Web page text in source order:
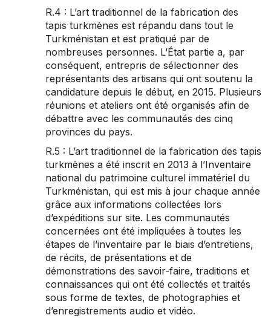
R.4 : L’art traditionnel de la fabrication des
tapis turkmènes est répandu dans tout le
Turkménistan et est pratiqué par de
nombreuses personnes. L’État partie a, par
conséquent, entrepris de sélectionner des
représentants des artisans qui ont soutenu la
candidature depuis le début, en 2015. Plusieurs
réunions et ateliers ont été organisés afin de
débattre avec les communautés des cinq
provinces du pays.
R.5 : L’art traditionnel de la fabrication des tapis
turkmènes a été inscrit en 2013 à l’Inventaire
national du patrimoine culturel immatériel du
Turkménistan, qui est mis à jour chaque année
grâce aux informations collectées lors
d’expéditions sur site. Les communautés
concernées ont été impliquées à toutes les
étapes de l’inventaire par le biais d’entretiens,
de récits, de présentations et de
démonstrations des savoir-faire, traditions et
connaissances qui ont été collectés et traités
sous forme de textes, de photographies et
d’enregistrements audio et vidéo.